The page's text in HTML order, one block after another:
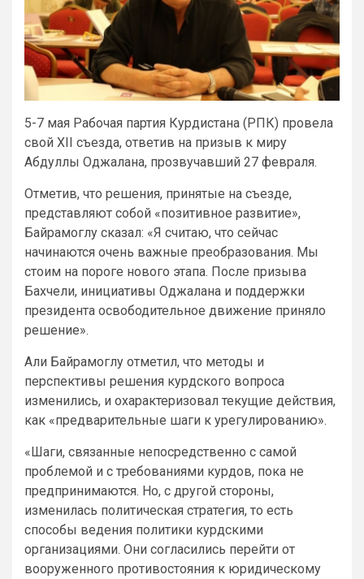
5-7 мая Рабочая партия Курдистана (РПК) провела
свой XII съезда, ответив на призыв к миру
Абдуллы Оджалана, прозвучавший 27 февраля.
Отметив, что решения, принятые на съезде,
представляют собой «позитивное развитие»,
Байрамоглу сказал: «Я считаю, что сейчас
начинаются очень важные преобразования. Мы
стоим на пороге нового этапа. После призыва
Бахчели, инициативы Оджалана и поддержки
президента освободительное движение приняло
решение».
Али Байрамоглу отметил, что методы и
перспективы решения курдского вопроса
изменились, и охарактеризовал текущие действия,
как «предварительные шаги к урегулированию».
«Шаги, связанные непосредственно с самой
проблемой и с требованиями курдов, пока не
предпринимаются. Но, с другой стороны,
изменилась политическая стратегия, то есть
способы ведения политики курдскими
организациями. Они согласились перейти от
вооруженного противостояния к юридическому